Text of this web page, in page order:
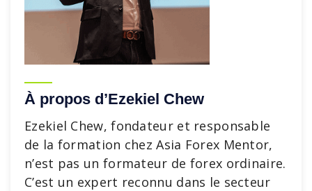
À propos d’Ezekiel Chew
Ezekiel Chew, fondateur et responsable
de la formation chez Asia Forex Mentor,
n’est pas un formateur de forex ordinaire.
C’est un expert reconnu dans le secteur